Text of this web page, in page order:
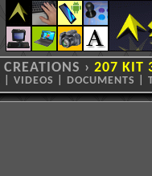
CREATIONS › 207 KIT
VIDEOS DOCUMENTS